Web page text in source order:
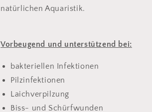
natürlichen Aquaristik.
Vorbeugend und unterstützend bei:
bakteriellen Infektionen
Pilzinfektionen
Laichverpilzung
Biss- und Schürfwunden